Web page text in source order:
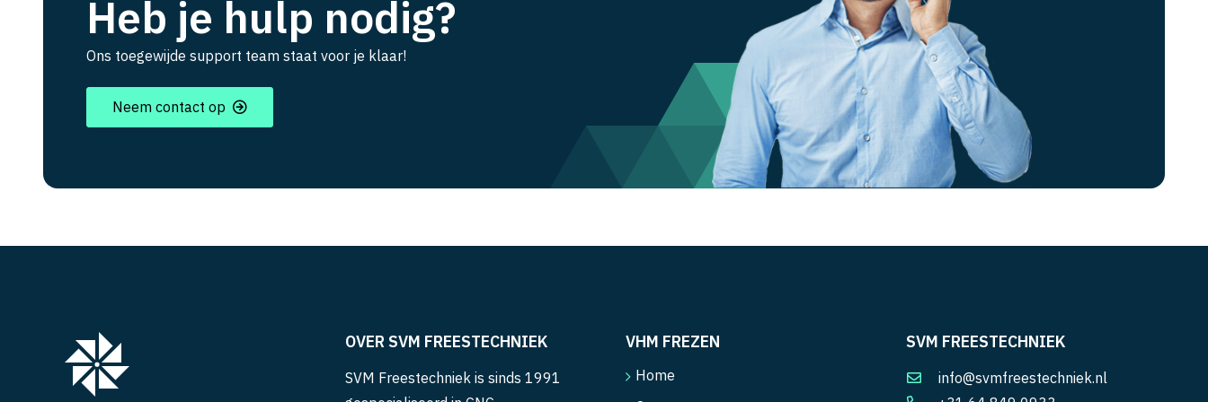
Heb je hulp nodig?
Ons toegewijde support team staat voor je klaar!
Neem contact op
OVER SVM FREESTECHNIEK
SVM Freestechniek is sinds 1991
VHM FREZEN
Home
SVM FREESTECHNIEK
info@svmfreestechniek.nl